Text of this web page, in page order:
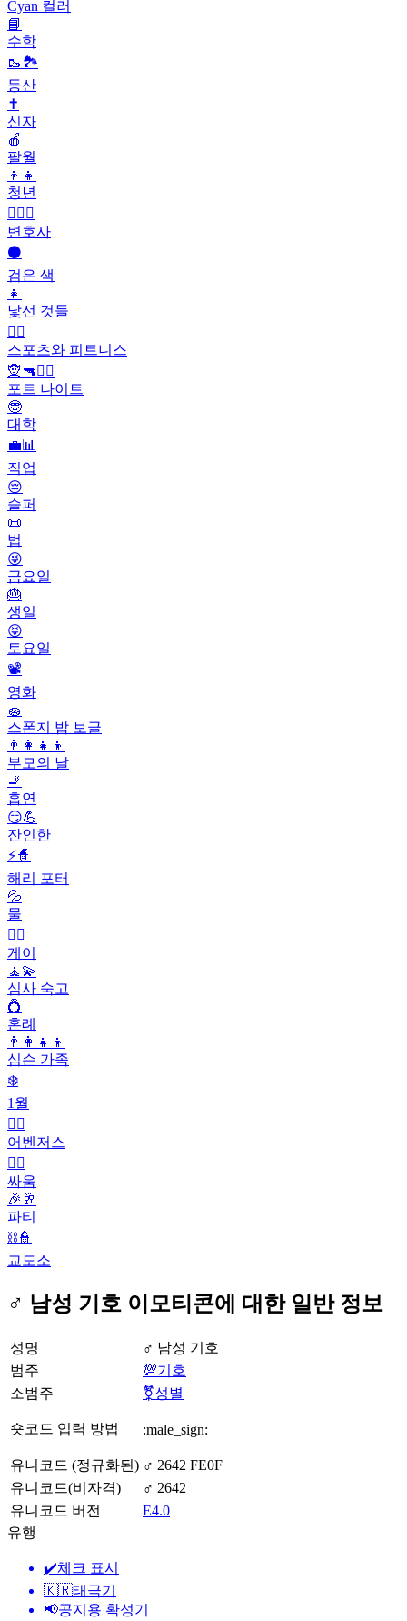
Cyan 컬러
📘
수학
🥾🏞️
등산
✝️
신자
🍎
팔월
👦👧
청년
🧑‍⚖️‍📝
변호사
⚫
검은 색
👧
낯선 것들
🤾‍♀️
스포츠와 피트니스
🧝🔫🦹‍♂️
포트 나이트
🤓
대학
💼📊
직업
😔
슬퍼
📜
법
😜
금요일
🎂
생일
😝
토요일
📽
영화
🧽
스폰지 밥 보글
👨‍👩‍👧‍👦
부모의 날
🚬
흡연
😏💪
잔인한
⚡🧙
해리 포터
💦
물
🏳️‍🌈
게이
🧘💫
심사 숙고
💍
혼례
👨‍👩‍👧‍👦
심슨 가족
❄️
1월
🦸‍♂️
어벤저스
🤼‍♂️
싸움
🎉🥂
파티
⛓️👮
교도소
♂️ 남성 기호 이모티콘에 대한 일반 정보
성명
♂️ 남성 기호
범주
💯기호
소범주
⚧️성별
숏코드 입력 방법 :male_sign:
유니코드 (정규화된) ♂️ 2642 FE0F
유니코드(비자격)
♂ 2642
유니코드 버전
E4.0
유행
✔️체크 표시
🇰🇷태극기
📢공지용 확성기